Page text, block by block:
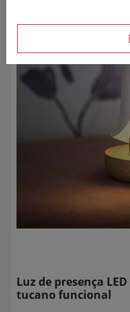
Luz de presença
tucano funcional